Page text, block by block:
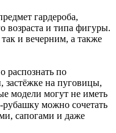
гардероба,
и типа фигуры.
и вечерним, а также
распознать по
застёжке на пуговицы,
модели могут не иметь
рубашку можно сочетать
сапогами и даже